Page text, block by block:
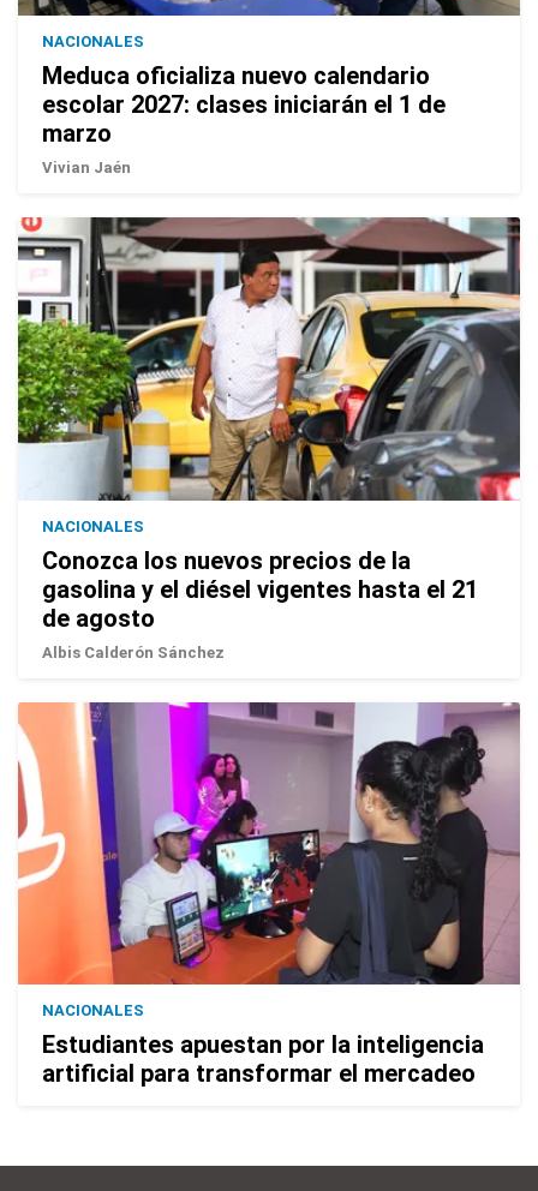
NACIONALES
Meduca oficializa nuevo calendario
escolar 2027: clases iniciarán el 1 de
marzo
Vivian Jaén
NACIONALES
Conozca los nuevos precios de la
gasolina y el diésel vigentes hasta el 21
de agosto
Albis Calderón Sánchez
NACIONALES
Estudiantes apuestan por la inteligencia
artificial para transformar el mercadeo